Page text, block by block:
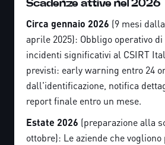
Scadenze attive nel 2026
Circa gennaio 2026 (9 mesi
aprile 2025): Obbligo operativo
incidenti significativi al CSIRT
previsti: early warning entro 24
dall'identificazione, notifica
report finale entro un mese.
Estate 2026 (preparazione alla
ottobre): Le aziende che